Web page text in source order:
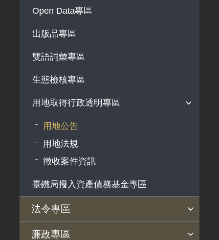
解釋性規定及裁量基準
行政指導有關文書
施政計畫、業務統計及研究報告
預算與決算書
政策宣導廣告支出
Open Data專區
出版品專區
雙語詞彙專區
生態檢核專區
用地取得行政透明專區
用地公告
用地法規
徵收案件資訊
臺鐵局撥入資產債務基金專區
法令專區
法令查詢
解釋性規定及裁量基準
法令英譯徵集意見專區
訴願文件下載
相關實務判解
相關網站資源
廉政專區